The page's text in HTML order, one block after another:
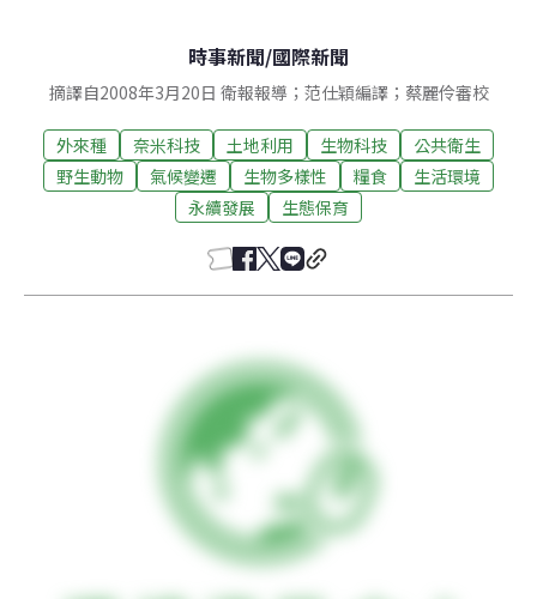
時事新聞/國際新聞
摘譯自2008年3月20日 衛報報導；范仕穎編譯；蔡麗伶審校
外來種 奈米科技 土地利用 生物科技
公共衛生
野生動物
氣候變遷 生物多樣性 糧食
生活環境
永續發展
生態保育